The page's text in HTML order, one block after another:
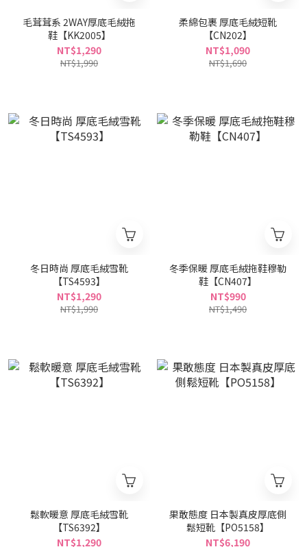
毛茸茸系 2WAY厚底毛絨拖
鞋【KK2005】
NT$1,290
NT$1,990
柔綿包裹 厚底毛絨短靴
【CN202】
NT$1,090
NT$1,690
冬日時尚 厚底毛絨雪靴
【TS4593】
NT$1,290
NT$1,990
冬季保暖 厚底毛絨拖鞋穆勒
鞋【CN407】
NT$990
NT$1,490
鬆軟暖意 厚底毛絨雪靴
【TS6392】
NT$1,290
果敢態度 日本製真皮厚底側
鬆短靴【PO5158】
NT$6,190